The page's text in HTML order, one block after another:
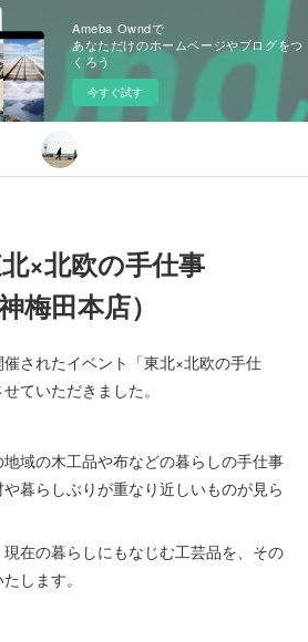
Ameba Owndで
あなただけのホームページやブログをつ
くろう
今すぐ試す
北×北欧の手仕事
梅田本店）
されたイベント「東北×北欧の手仕
ていただきました。
域の木工品や布などの暮らしの手仕事
暮らしぶりが重なり近しいものが見ら
在の暮らしにもなじむ工芸品を、その
します。